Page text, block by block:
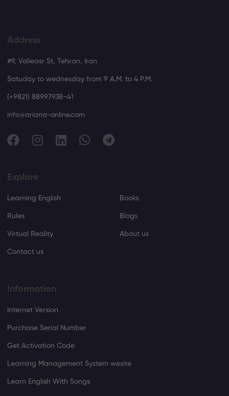
Address
#9, Valieasr St, Tehran, Iran
Satuday to wednesday from 9 A.M. to 4 P.M.
(+9821) 88997938~41
info@ariana-online.com
Explore
Learning English Books
Rules Blogs
Virtual Reality About us
Contact us
Information
Internet Version
Purchase Serial Number
Get Activation Code
Learning Management System wesite
Learn English With Songs